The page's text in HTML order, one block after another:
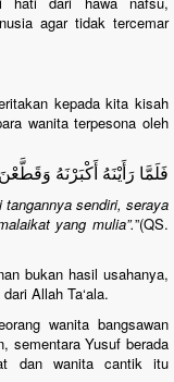
agar tidak tercemar
kepada kita kisah
wanita terpesona oleh
فَلَمَّا رَأَيْنَهُ أَكْبَرْنَهُ
sendiri, seraya
yang mulia”.”(QS.
bukan hasil usahanya,
Allah Ta‘ala.
wanita bangsawan
sementara Yusuf berada
dan wanita cantik itu